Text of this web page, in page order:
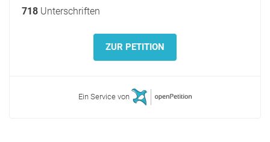
718 Unterschriften
ZUR PETITION
Ein Service von